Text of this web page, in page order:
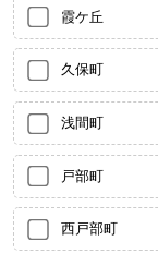
霞ケ丘
久保町
浅間町
戸部町
西戸部町